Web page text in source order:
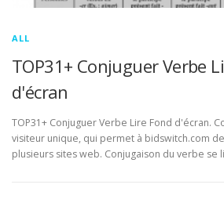
ALL
TOP31+ Conjuguer Verbe
d'écran
TOP31+ Conjuguer Verbe Lire Fond d'écran.
visiteur unique, qui permet à bidswitch.com
plusieurs sites web. Conjugaison du verbe se